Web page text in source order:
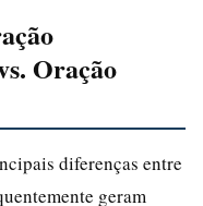
Oração
diferenças entre
geram